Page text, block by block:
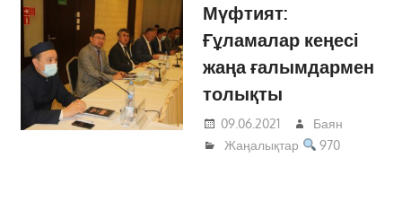
Мүфтият:
Ғұламалар кеңесі
жаңа ғалымдармен
толықты
09.06.2021
Баян
Жаңалықтар
970